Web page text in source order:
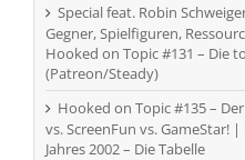
Special feat. Robin
Gegner, Spielfiguren,
Hooked on Topic #131 – Die
(Patreon/Steady)
Hooked on Topic #135 –
vs. ScreenFun vs. GameStar!
Jahres 2002 – Die Tabelle